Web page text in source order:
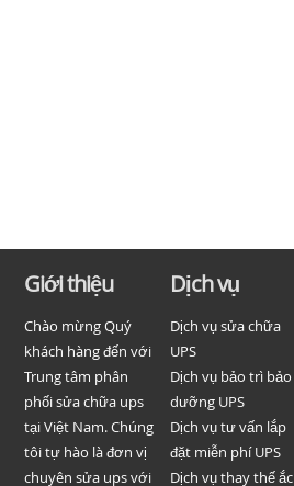
Giới thiệu
Chào mừng Quý
khách hàng đến với
Trung tâm phân
phối sửa chữa ups
tại Việt Nam. Chúng
tôi tự hào là đơn vị
chuyên sửa ups với
Dịch vụ
Dịch vụ sửa chữa
UPS
Dịch vụ bảo trì bảo
dưỡng UPS
Dịch vụ tư vấn lắp
đặt miễn phí UPS
Dịch vụ thay thế ắc